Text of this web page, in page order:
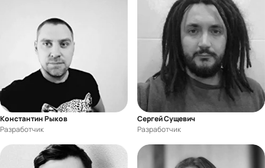
Константин Рыков
Разработчик
Сергей Сущевич
Разработчик